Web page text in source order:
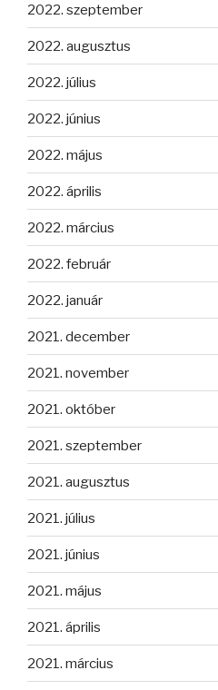
2022. szeptember
2022. augusztus
2022. július
2022. június
2022. május
2022. április
2022. március
2022. február
2022. január
2021. december
2021. november
2021. október
2021. szeptember
2021. augusztus
2021. július
2021. június
2021. május
2021. április
2021. március